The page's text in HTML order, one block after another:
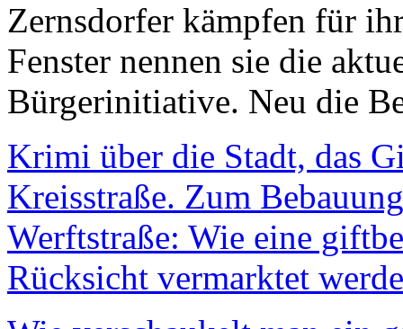
Zernsdorfer kämpfen für
Fenster nennen sie die
Bürgerinitiative. Neu die
Krimi über die Stadt, das
Kreisstraße. Zum
Werftstraße: Wie eine
Rücksicht vermarktet